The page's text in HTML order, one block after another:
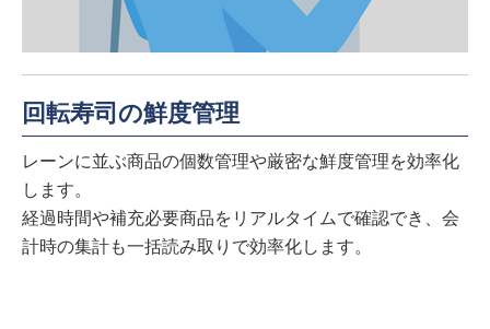
回転寿司の鮮度管理
レーンに並ぶ商品の個数管理や厳密な鮮度管理を効率化
します。
経過時間や補充必要商品をリアルタイムで確認でき、会
計時の集計も一括読み取りで効率化します。